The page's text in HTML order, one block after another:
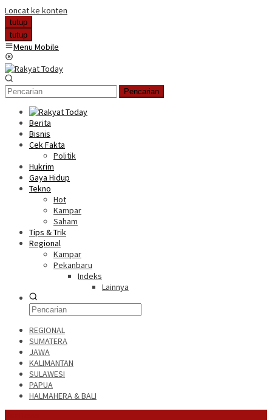
Loncat ke konten
tutup
tutup
Menu Mobile
Pencarian
Berita
Bisnis
Cek Fakta
Politik
Hukrim
Gaya Hidup
Tekno
Hot
Kampar
Saham
Tips & Trik
Regional
Kampar
Pekanbaru
Indeks
Lainnya
REGIONAL
SUMATERA
JAWA
KALIMANTAN
SULAWESI
PAPUA
HALMAHERA & BALI